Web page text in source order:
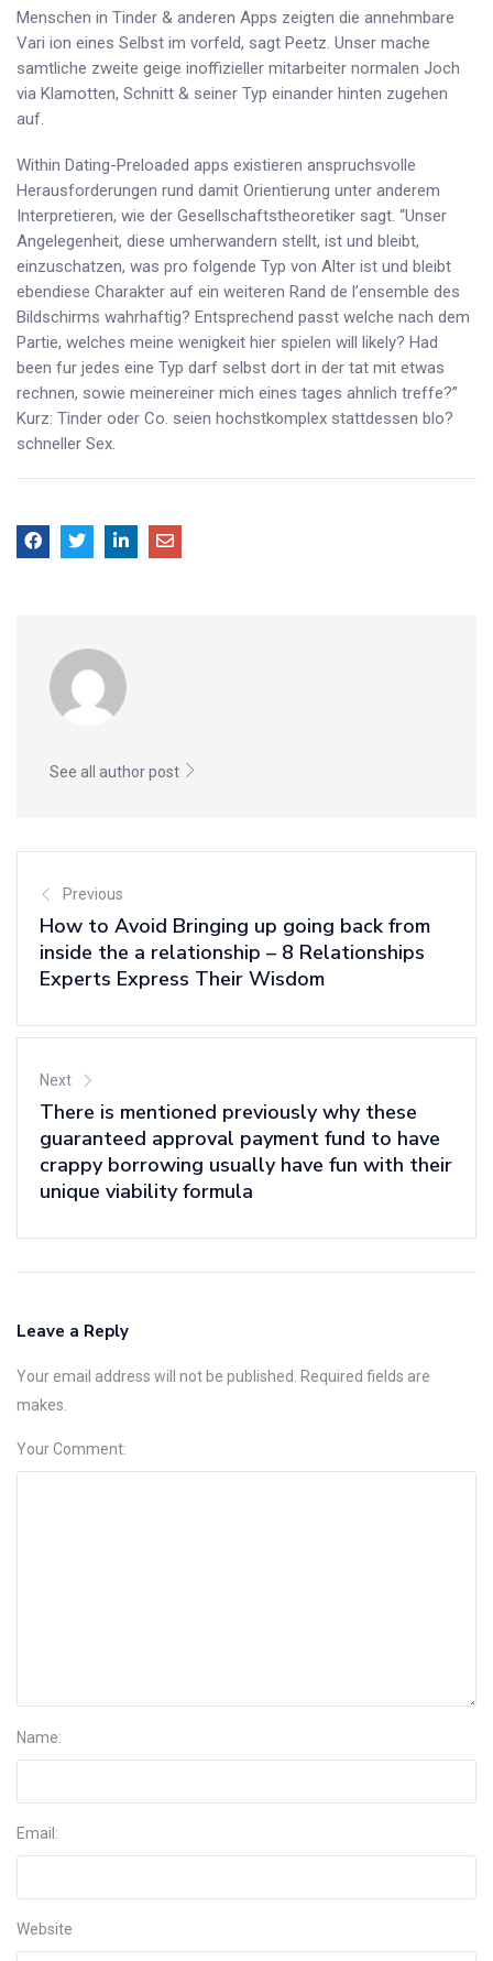
Menschen in Tinder & anderen Apps zeigten die annehmbare
Vari ion eines Selbst im vorfeld, sagt Peetz. Unser mache
samtliche zweite geige inoffizieller mitarbeiter normalen Joch
via Klamotten, Schnitt & seiner Typ einander hinten zugehen
auf.
Within Dating-Preloaded apps existieren anspruchsvolle
Herausforderungen rund damit Orientierung unter anderem
Interpretieren, wie der Gesellschaftstheoretiker sagt. “Unser
Angelegenheit, diese umherwandern stellt, ist und bleibt,
einzuschatzen, was pro folgende Typ von Alter ist und bleibt
ebendiese Charakter auf ein weiteren Rand de l’ensemble des
Bildschirms wahrhaftig? Entsprechend passt welche nach dem
Partie, welches meine wenigkeit hier spielen will likely? Had
been fur jedes eine Typ darf selbst dort in der tat mit etwas
rechnen, sowie meinereiner mich eines tages ahnlich treffe?”
Kurz: Tinder oder Co. seien hochstkomplex stattdessen blo?
schneller Sex.
See all author post
Previous
How to Avoid Bringing up going back from
inside the a relationship – 8 Relationships
Experts Express Their Wisdom
Next
There is mentioned previously why these
guaranteed approval payment fund to have
crappy borrowing usually have fun with their
unique viability formula
Leave a Reply
Your email address will not be published. Required fields are
makes.
Your Comment:
Name:
Email:
Website